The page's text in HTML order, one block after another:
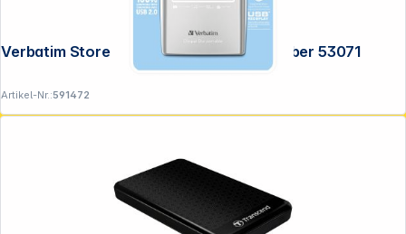
Verbatim Store n Go 2,5" 1TB USB 3.0 silber 53071
Artikel-Nr.:591472